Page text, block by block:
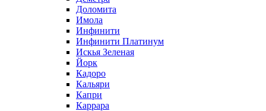
Доломита
Имола
Инфинити
Инфинити Платинум
Искья Зеленая
Йорк
Кадоро
Кальяри
Капри
Каррара